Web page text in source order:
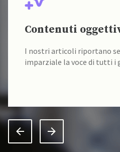
Contenuti
I nostri articoli riportano
imparziale la voce di tutti i